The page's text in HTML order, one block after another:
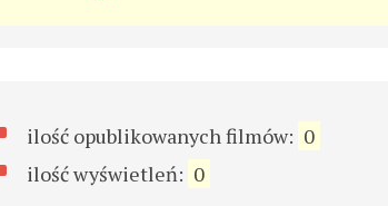
ilość opublikowanych filmów: 0
ilość wyświetleń: 0